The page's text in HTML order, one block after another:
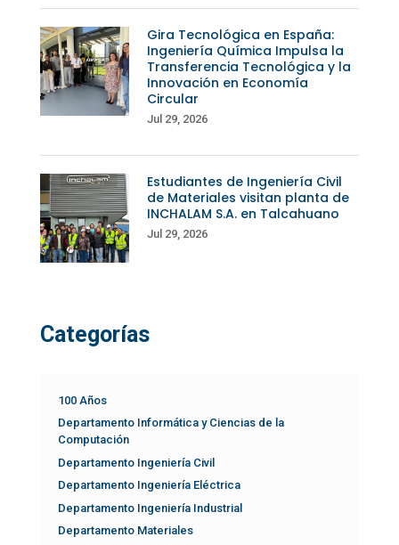
Gira Tecnológica en España:
Ingeniería Química Impulsa la
Transferencia Tecnológica y la
Innovación en Economía
Circular
Jul 29, 2026
Estudiantes de Ingeniería Civil
de Materiales visitan planta de
INCHALAM S.A. en Talcahuano
Jul 29, 2026
Categorías
100 Años
Departamento Informática y Ciencias de la
Computación
Departamento Ingeniería Civil
Departamento Ingeniería Eléctrica
Departamento Ingeniería Industrial
Departamento Materiales